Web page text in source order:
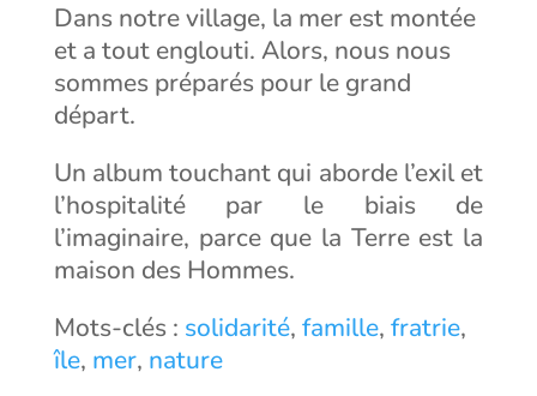
Dans notre village, la mer est montée
et a tout englouti. Alors, nous nous
sommes préparés pour le grand
départ.
Un album touchant qui aborde l’exil et
l’hospitalité par le biais de
l’imaginaire, parce que la Terre est la
maison des Hommes.
Mots-clés : solidarité, famille, fratrie,
île, mer, nature